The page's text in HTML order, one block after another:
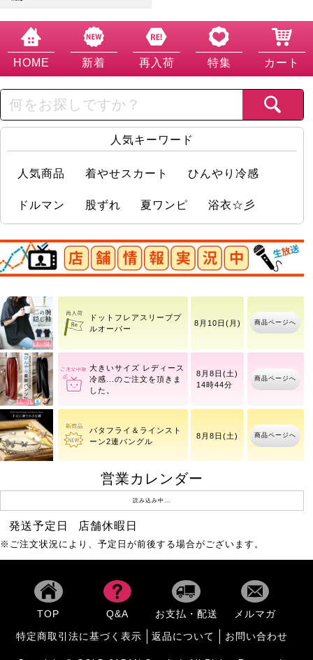
HOME 新着 再入荷 特集 カート
人気キーワード
人気商品 着やせスカート ひんやり冷感
ドルマン 股ずれ 夏ワンピ 浴衣☆彡
店舗情報実況中
ックギャザープルオーバ
ー
商品ページへ
大きいサイズ レディース
ーン2連バングル
大きいサイズ レディース
UV
商品ページへ
8月8日(土)
大きいサイズ レディース
8月8日(土)
14時44分
営業カレンダー
読み込み中...
発送予定日 店舗休暇日
※ご注文状況により、予定日が前後する場合がございます。
TOP Q&A お支払・配送 メルマガ
特定商取引法に基づく表示 返品について お問い合わせ